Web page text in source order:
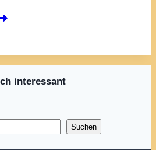
interessant
Suchen